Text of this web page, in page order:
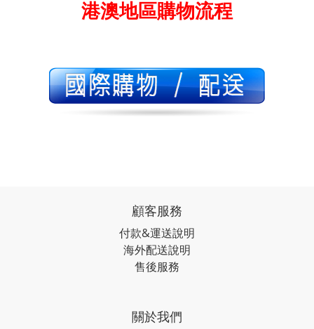
港澳地區購物流程
顧客服務
付款&運送說明
海外配送說明
售後服務
關於我們